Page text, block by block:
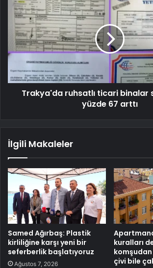
Trakya'da ruhsatlı ticari binalar
yüzde 67 arttı
İlgili Makaleler
Samed Ağırbaş: Plastik
kirliliğine karşı yeni bir
seferberlik başlatıyoruz
Ağustos 7, 2026
kuralları
çivi bile